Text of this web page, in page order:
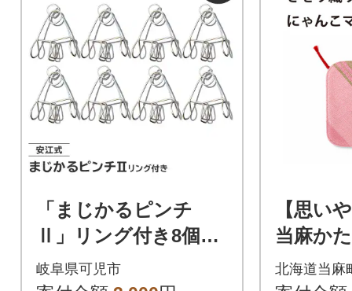
「まじかるピンチ
Ⅱ」リング付き8個セ
ット
岐阜県可児市
【思い
当麻か
さをり
北海道当麻